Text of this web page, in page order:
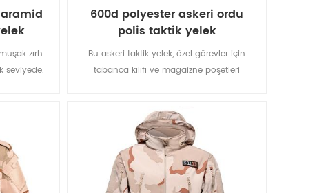
zırh
seviyede.
600d polyester askeri ordu
polis taktik yelek
Bu askeri taktik yelek, özel görevler için
tabanca kılıfı ve magaizne poşetleri
kumaş yelek dayanıklı ve su geçirmez hale
getirir.